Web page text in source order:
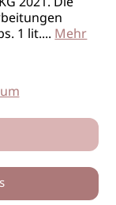
1 lit....Mehr